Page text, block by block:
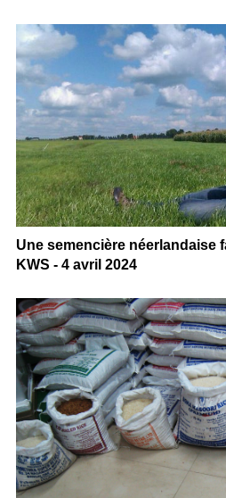
Une semencière néerlandaise
KWS - 4 avril 2024